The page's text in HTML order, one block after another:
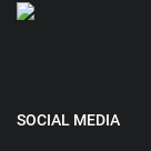
SOCIAL MEDIA